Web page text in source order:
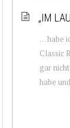
„IM
… habe
Classic
gar
habe